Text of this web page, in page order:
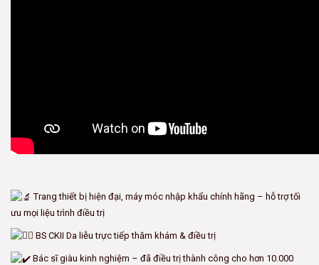
Trang thiết bị hiện đại, máy móc nhập khẩu chính hãng – hỗ trợ tối
ưu mọi liệu trình điều trị
BS CKII Da liễu trực tiếp thăm khám & điều trị
Bác sĩ giàu kinh nghiệm – đã điều trị thành công cho hơn 10.000